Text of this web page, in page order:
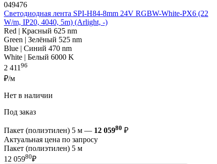
049476
Светодиодная лента SPI-H84-8mm 24V RGBW-White-PX6 (22
W/m, IP20, 4040, 5m) (Arlight, -)
Red | Красный 625 nm
Green | Зелёный 525 nm
Blue | Синий 470 nm
White | Белый 6000 K
2 41196
₽/м
Нет в наличии
Под заказ
Пакет (полиэтилен) 5 м — 12 05980 ₽
Актуальная цена по запросу
Пакет (полиэтилен) 5 м
12 05980₽